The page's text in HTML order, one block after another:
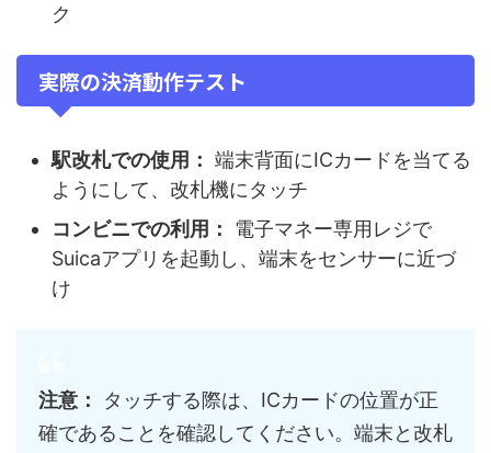
ク
実際の決済動作テスト
駅改札での使用： 端末背面にICカードを当てる
ようにして、改札機にタッチ
コンビニでの利用：
電子マネー専用レジで
Suicaアプリを起動し、端末をセンサーに近づ
け
注意：
タッチする際は、ICカードの位置が正
確であることを確認してください。端末と改札